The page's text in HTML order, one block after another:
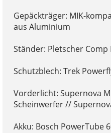
Gepäckträger: MIK-
aus Aluminium
Ständer: Pletscher Comp
Schutzblech: Trek
Vorderlicht: Supernova
Scheinwerfer //
Akku: Bosch PowerTube